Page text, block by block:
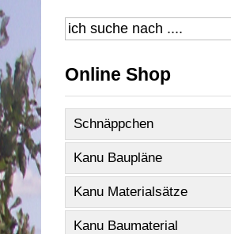
Online Shop
Schnäppchen
Kanu Baupläne
Kanu Materialsätze
Kanu Baumaterial